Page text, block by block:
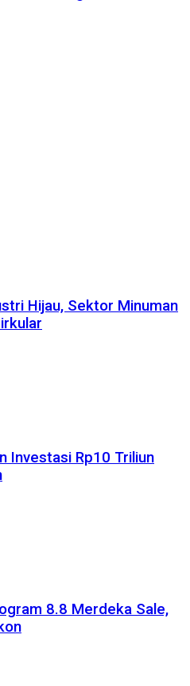
Hijau, Sektor Minuman
Investasi Rp10 Triliun
8.8 Merdeka Sale,